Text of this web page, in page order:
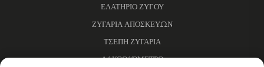
ΕΛΑΤΗΡΙΟ ΖΥΓΟΥ
ΖΥΓΑΡΙΑ ΑΠΟΣΚΕΥΩΝ
ΤΣΕΠΗ ΖΥΓΑΡΙΑ
ΑΛΚΟΟΛΌΜΕΤΡΟ